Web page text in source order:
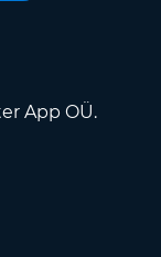
App OÜ.